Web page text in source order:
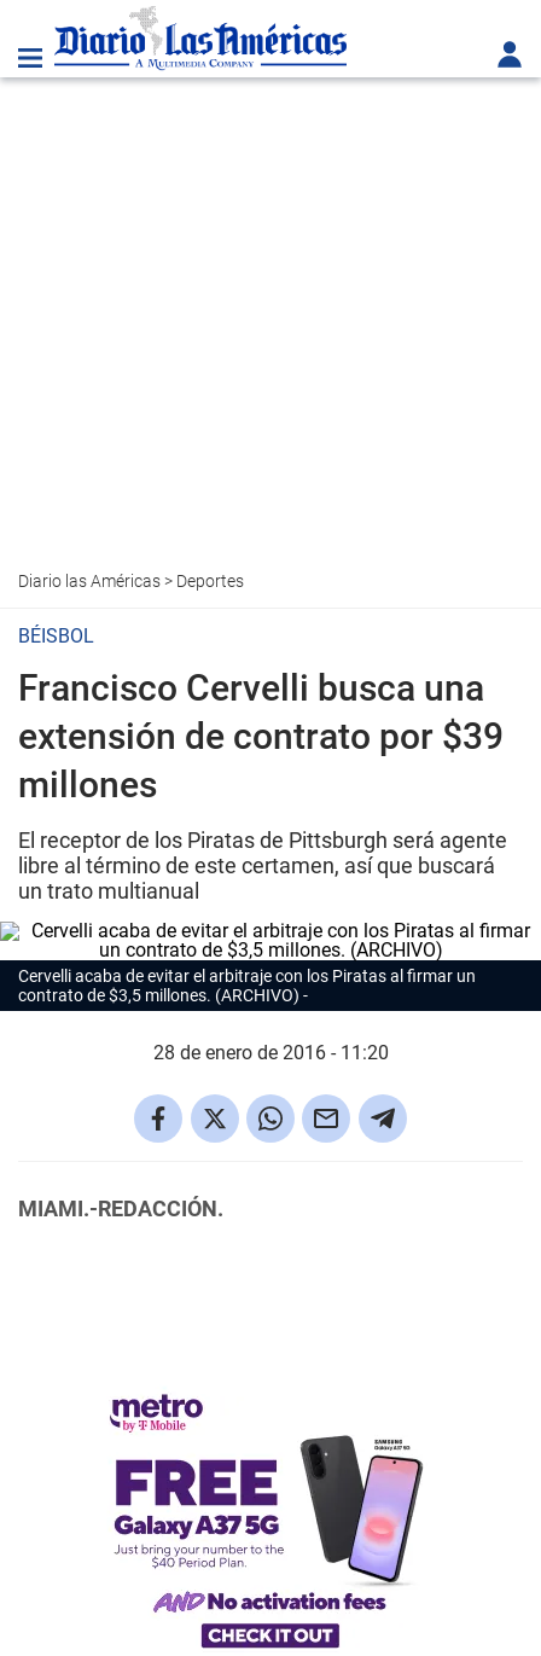
Diario las Américas> Deportes
BÉISBOL
Francisco Cervelli busca una
extensión de contrato por $39
millones
El receptor de los Piratas de Pittsburgh será agente
libre al término de este certamen, así que buscará
un trato multianual
Cervelli acaba de evitar el arbitraje con los Piratas al firmar un
contrato de $3,5 millones. (ARCHIVO)
28 de enero de 2016 - 11:20
MIAMI.-REDACCIÓN.